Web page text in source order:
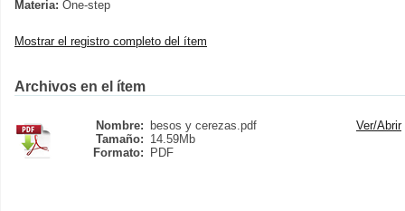
Materia: One-step
Mostrar el registro completo del ítem
Archivos en el ítem
Nombre:
besos y cerezas.pdf
Tamaño: 14.59Mb
Formato:
PDF
Ver/Abrir